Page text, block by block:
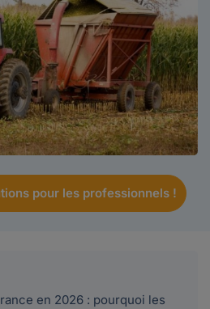
pour les professionnels !
en 2026 : pourquoi les